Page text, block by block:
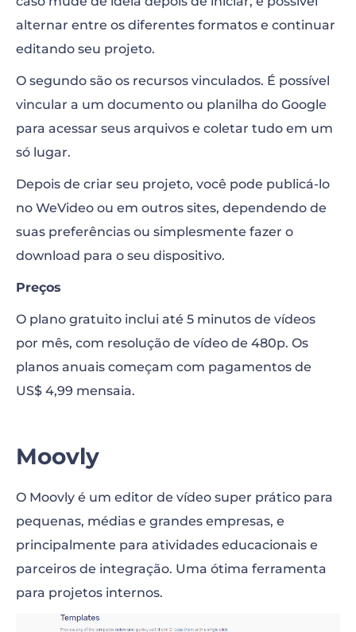
alternar entre os diferentes formatos e continuar
editando seu projeto.
O segundo são os recursos vinculados. É possível
vincular a um documento ou planilha do Google
para acessar seus arquivos e coletar tudo em um
só lugar.
Depois de criar seu projeto, você pode publicá-lo
no WeVideo ou em outros sites, dependendo de
suas preferências ou simplesmente fazer o
download para o seu dispositivo.
Preços
O plano gratuito inclui até 5 minutos de vídeos
por mês, com resolução de vídeo de 480p. Os
planos anuais começam com pagamentos de
US$ 4,99 mensaia.
Moovly
O Moovly é um editor de vídeo super prático para
pequenas, médias e grandes empresas, e
principalmente para atividades educacionais e
parceiros de integração. Uma ótima ferramenta
para projetos internos.